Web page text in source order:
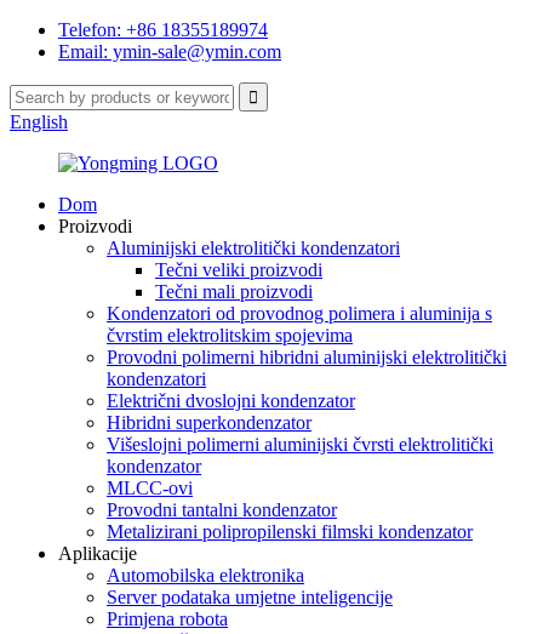
Telefon: +86 18355189974
Email: ymin-sale@ymin.com
English
Dom
Proizvodi
Aluminijski elektrolitički kondenzatori
Tečni veliki proizvodi
Tečni mali proizvodi
Kondenzatori od provodnog polimera i aluminija s
čvrstim elektrolitskim spojevima
Provodni polimerni hibridni aluminijski elektrolitički
kondenzatori
Električni dvoslojni kondenzator
Hibridni superkondenzator
Višeslojni polimerni aluminijski čvrsti elektrolitički
kondenzator
MLCC-ovi
Provodni tantalni kondenzator
Metalizirani polipropilenski filmski kondenzator
Aplikacije
Automobilska elektronika
Server podataka umjetne inteligencije
Primjena robota